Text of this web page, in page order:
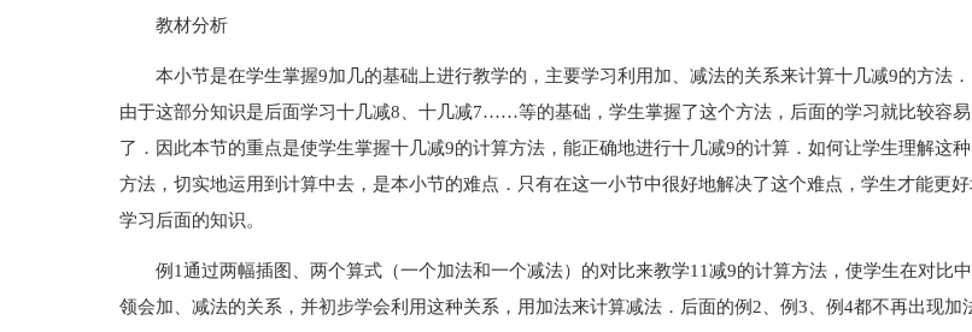
教材分析
本小节是在学生掌握9加几的基础上进行教学的，主要学习利用加、减法的关系来计算十几减9的方法．
由于这部分知识是后面学习十几减8、十几减7……等的基础，学生掌握了这个方法，后面的学习就比较容易
了．因此本节的重点是使学生掌握十几减9的计算方法，能正确地进行十几减9的计算．如何让学生理解这种
方法，切实地运用到计算中去，是本小节的难点．只有在这一小节中很好地解决了这个难点，学生才能更
学习后面的知识。
例1通过两幅插图、两个算式（一个加法和一个减法）的对比来教学11减9的计算方法，使学生在对比中
领会加、减法的关系，并初步学会利用这种关系，用加法来计算减法．后面的例2、例3、例4都不再出现加